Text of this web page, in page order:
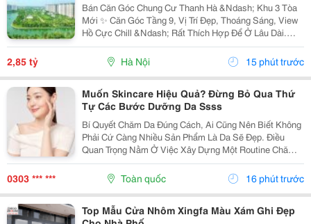
Bán Căn Góc Chung Cư Thanh Hà &Ndash; Khu 3 Tòa
Mới ✨ Căn Góc Tầng 9, Vị Trí Đẹp, Thoáng Sáng, View
Hồ Cực Chill &Ndash; Rất Thích Hợp Để Ở Lâu Dài.
Diện Tích: 67M&Sup2; ️ 2 Phòng Ngủ 2 Vệ Sinh ️ Phòng
2,85 tỷ Hà Nội 15 phút trước
Muốn Skincare Hiệu Quả? Đừng Bỏ Qua Thứ
Tự Các Bước Dưỡng Da Ssss
Bí Quyết Chăm Da Đúng Cách, Ai Cũng Nên Biết Không
Phải Cứ Càng Nhiều Sản Phẩm Là Da Sẽ Đẹp. Điều
Quan Trọng Nằm Ở Việc Xây Dựng Một Routine Chăm
Sóc Da Khoa Học, Phù Hợp Với Nhu Cầu Làn Da Và
Duy Trì Đều Đặn Mỗi Ngày. Khi Bạn Biết Cách Kết Hợp...
0303 *** *** Toàn quốc 16 phút trước
Top Mẫu Cửa Nhôm Xingfa Màu Xám Ghi Đẹp